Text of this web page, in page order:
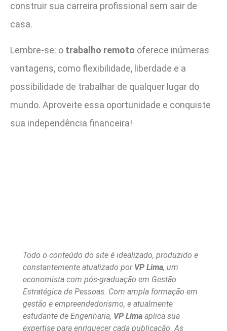
construir sua carreira profissional sem sair de
casa.
Lembre-se: o trabalho remoto oferece inúmeras
vantagens, como flexibilidade, liberdade e a
possibilidade de trabalhar de qualquer lugar do
mundo. Aproveite essa oportunidade e conquiste
sua independência financeira!
Todo o conteúdo do site é idealizado, produzido e
constantemente atualizado por VP Lima, um
economista com pós-graduação em Gestão
Estratégica de Pessoas. Com ampla formação em
gestão e empreendedorismo, e atualmente
estudante de Engenharia, VP Lima aplica sua
expertise para enriquecer cada publicação. As